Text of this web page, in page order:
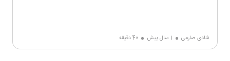
شادی صارمی 1 سال پیش 40 دقیقه